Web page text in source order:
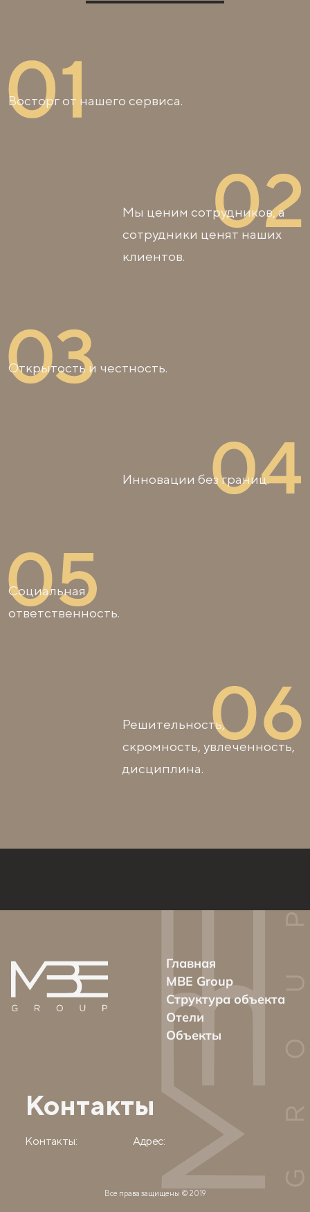
Восторг от нашего сервиса.
Мы ценим сотрудников, а
сотрудники ценят наших
клиентов.
Открытость и честность.
Инновации без границ.
Социальная
ответственность.
Решительность,
скромность, увлеченность,
дисциплина.
Главная
MBE Group
Структура объекта
Отели
Объекты
Контакты
Контакты: Адрес:
Все права защищены © 2019